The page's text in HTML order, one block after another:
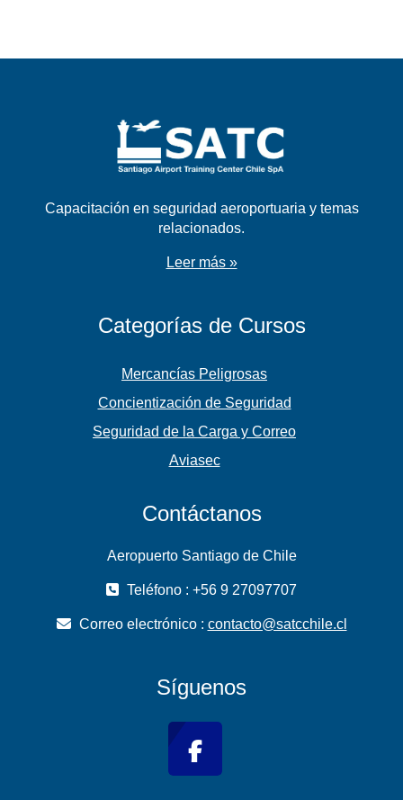
Capacitación en seguridad aeroportuaria y temas
relacionados.
Leer más »
Categorías de Cursos
Mercancías Peligrosas
Concientización de Seguridad
Seguridad de la Carga y Correo
Aviasec
Contáctanos
Aeropuerto Santiago de Chile
Teléfono : +56 9 27097707
Correo electrónico : contacto@satcchile.cl
Síguenos